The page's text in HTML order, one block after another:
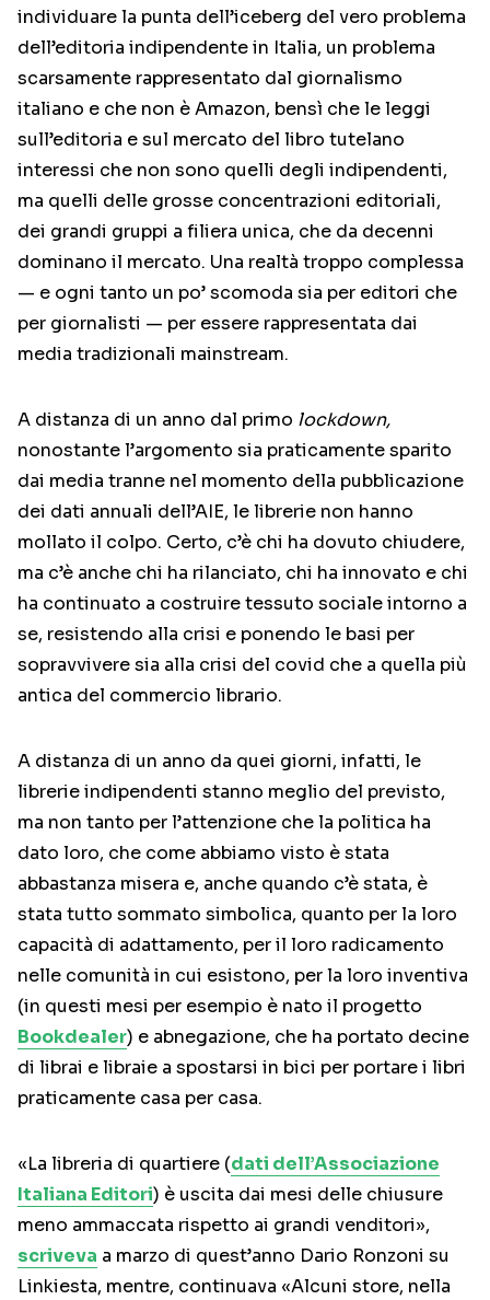
individuare la punta dell’iceberg del vero problema
dell’editoria indipendente in Italia, un problema
scarsamente rappresentato dal giornalismo
italiano e che non è Amazon, bensì che le leggi
sull’editoria e sul mercato del libro tutelano
interessi che non sono quelli degli indipendenti,
ma quelli delle grosse concentrazioni editoriali,
dei grandi gruppi a filiera unica, che da decenni
dominano il mercato. Una realtà troppo complessa
— e ogni tanto un po’ scomoda sia per editori che
per giornalisti — per essere rappresentata dai
media tradizionali mainstream.
A distanza di un anno dal primo lockdown,
nonostante l’argomento sia praticamente sparito
dai media tranne nel momento della pubblicazione
dei dati annuali dell’AIE, le librerie non hanno
mollato il colpo. Certo, c’è chi ha dovuto chiudere,
ma c’è anche chi ha rilanciato, chi ha innovato e chi
ha continuato a costruire tessuto sociale intorno a
se, resistendo alla crisi e ponendo le basi per
sopravvivere sia alla crisi del covid che a quella più
antica del commercio librario.
A distanza di un anno da quei giorni, infatti, le
librerie indipendenti stanno meglio del previsto,
ma non tanto per l’attenzione che la politica ha
dato loro, che come abbiamo visto è stata
abbastanza misera e, anche quando c’è stata, è
stata tutto sommato simbolica, quanto per la loro
capacità di adattamento, per il loro radicamento
nelle comunità in cui esistono, per la loro inventiva
(in questi mesi per esempio è nato il progetto
Bookdealer) e abnegazione, che ha portato decine
di librai e libraie a spostarsi in bici per portare i libri
praticamente casa per casa.
«La libreria di quartiere (dati dell’Associazione
Italiana Editori) è uscita dai mesi delle chiusure
meno ammaccata rispetto ai grandi venditori»,
scriveva a marzo di quest’anno Dario Ronzoni su
Linkiesta, mentre, continuava «Alcuni store, nella